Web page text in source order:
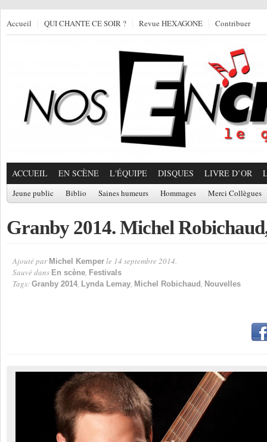
Accueil QUI CHANTE CE SOIR ? Revue HEXAGONE Contribuer
ACCUEIL EN SCÈNE L'ÉQUIPE DISQUES LIVRE D’OR
Jeune public Biblio Saines humeurs Hommages Merci Collègues
Granby 2014. Michel
Ajouté par Michel Kemper le 14 septembre 2014.
Sauvé dans En scène, Festivals
Tags: Granby 2014, Lynda Lemay, Michel Robichaud, Nouvelles